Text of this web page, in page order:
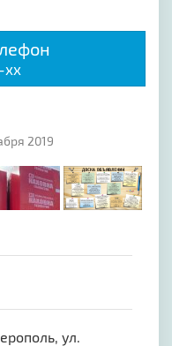
xx
2019
ул.